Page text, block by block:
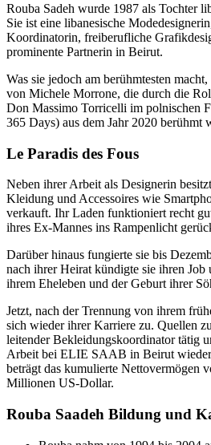
Rouba Sadeh wurde 1987 als Tochter
Sie ist eine libanesische
Koordinatorin, freiberufliche
prominente Partnerin in Beirut.
Was sie jedoch am berühmtesten
von Michele Morrone, die durch die
Don Massimo Torricelli im polnischen
365 Days) aus dem Jahr 2020 berühmt
Le Paradis des Fous
Neben ihrer Arbeit als Designerin
Kleidung und Accessoires wie
verkauft. Ihr Laden funktioniert recht
ihres Ex-Mannes ins Rampenlicht
Darüber hinaus fungierte sie bis
nach ihrer Heirat kündigte sie ihren Job
ihrem Eheleben und der Geburt ihrer
Jetzt, nach der Trennung von ihrem
sich wieder ihrer Karriere zu. Quellen
leitender Bekleidungskoordinator tätig
Arbeit bei ELIE SAAB in Beirut
beträgt das kumulierte Nettovermögen
Millionen US-Dollar.
Rouba Saadeh Bildung und